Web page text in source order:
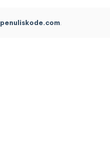
penuliskode.com